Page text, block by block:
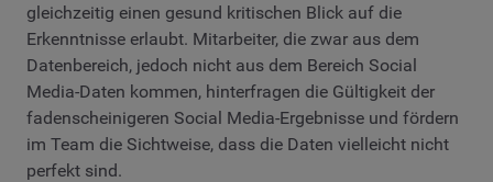
gleichzeitig einen gesund kritischen Blick auf die
Erkenntnisse erlaubt. Mitarbeiter, die zwar aus dem
Datenbereich, jedoch nicht aus dem Bereich Social
Media-Daten kommen, hinterfragen die Gültigkeit der
fadenscheinigeren Social Media-Ergebnisse und fördern
im Team die Sichtweise, dass die Daten vielleicht nicht
perfekt sind.